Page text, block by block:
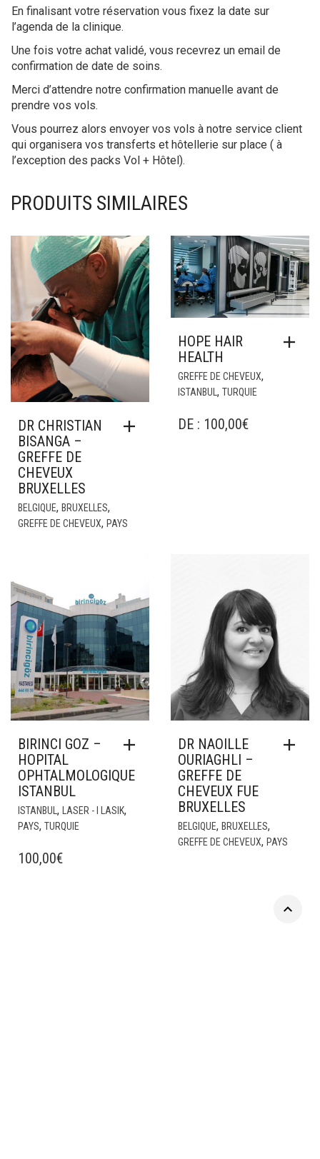
En finalisant votre réservation vous fixez la date sur
l’agenda de la clinique.
Une fois votre achat validé, vous recevrez un email de
confirmation de date de soins.
Merci d’attendre notre confirmation manuelle avant de
prendre vos vols.
Vous pourrez alors envoyer vos vols à notre service client
qui organisera vos transferts et hôtellerie sur place ( à
l’exception des packs Vol + Hôtel).
PRODUITS SIMILAIRES
DR CHRISTIAN
BISANGA –
GREFFE DE
CHEVEUX
BRUXELLES
BELGIQUE, BRUXELLES,
GREFFE DE CHEVEUX, PAYS
HOPE HAIR
HEALTH
GREFFE DE CHEVEUX,
ISTANBUL , TURQUIE
DE : 100,00€
BIRINCI GOZ –
HOPITAL
OPHTALMOLOGIQUE
ISTANBUL
ISTANBUL , LASER - I LASIK,
PAYS, TURQUIE
100,00€
DR NAOILLE
OURIAGHLI –
GREFFE DE
CHEVEUX FUE
BRUXELLES
BELGIQUE, BRUXELLES,
GREFFE DE CHEVEUX, PAYS